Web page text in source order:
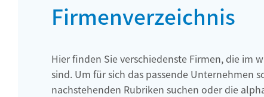
Firmenverzeichnis
Hier finden Sie verschiedenste Firmen, die im
sind. Um für sich das passende Unternehmen
nachstehenden Rubriken suchen oder die